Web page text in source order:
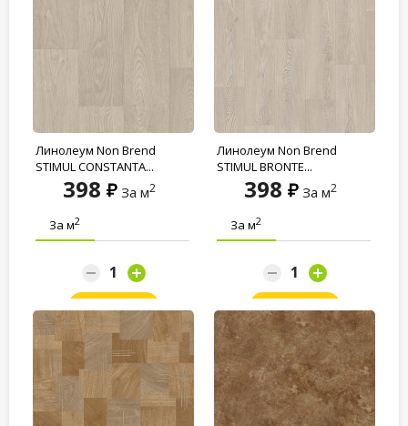
Линолеум Non Brend
STIMUL CONSTANTA...
398 За м2
За м2
Линолеум Non Brend
STIMUL BRONTE...
398 За м2
За м2